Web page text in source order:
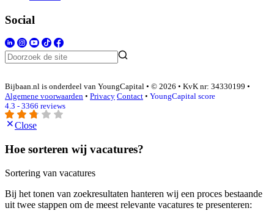
Social
Bijbaan.nl is onderdeel van YoungCapital • © 2026 • KvK nr: 34330199 •
Algemene voorwaarden • Privacy Contact • YoungCapital score
4.3 - 3366 reviews
Close
Hoe sorteren wij vacatures?
Sortering van vacatures
Bij het tonen van zoekresultaten hanteren wij een proces bestaande
uit twee stappen om de meest relevante vacatures te presenteren: